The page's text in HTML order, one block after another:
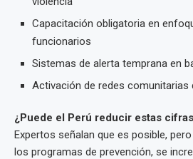
Capacitación obligatoria en
funcionarios
Sistemas de alerta temprana en
Activación de redes comunitarias
¿Puede el Perú reducir estas
Expertos señalan que es posible,
los programas de prevención, se